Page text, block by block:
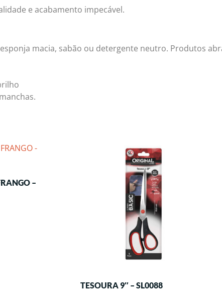
e acabamento impecável.
macia, sabão ou detergente neutro. Produtos
–
TESOURA 9″ – SL0088